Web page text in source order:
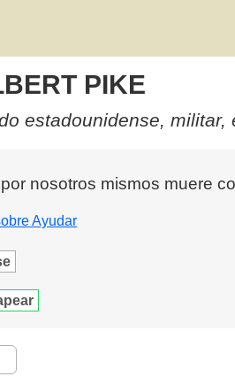
PIKE
estadounidense,
nosotros mismos muere
Ayudar